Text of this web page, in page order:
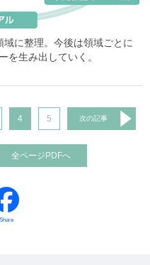
に整理。今後は領域ごとに
を生み出していく。
4 5 次の記事
全ページPDFへ
Share